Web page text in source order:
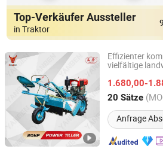
Top-Verkäufer Aussteller
in Traktor
Effizienter
vielfältige
1.680,00-
20 Sätze
Anfrage
Yancheng Benniu Tractor Co., Ltd.
Jiangsu, China Seit